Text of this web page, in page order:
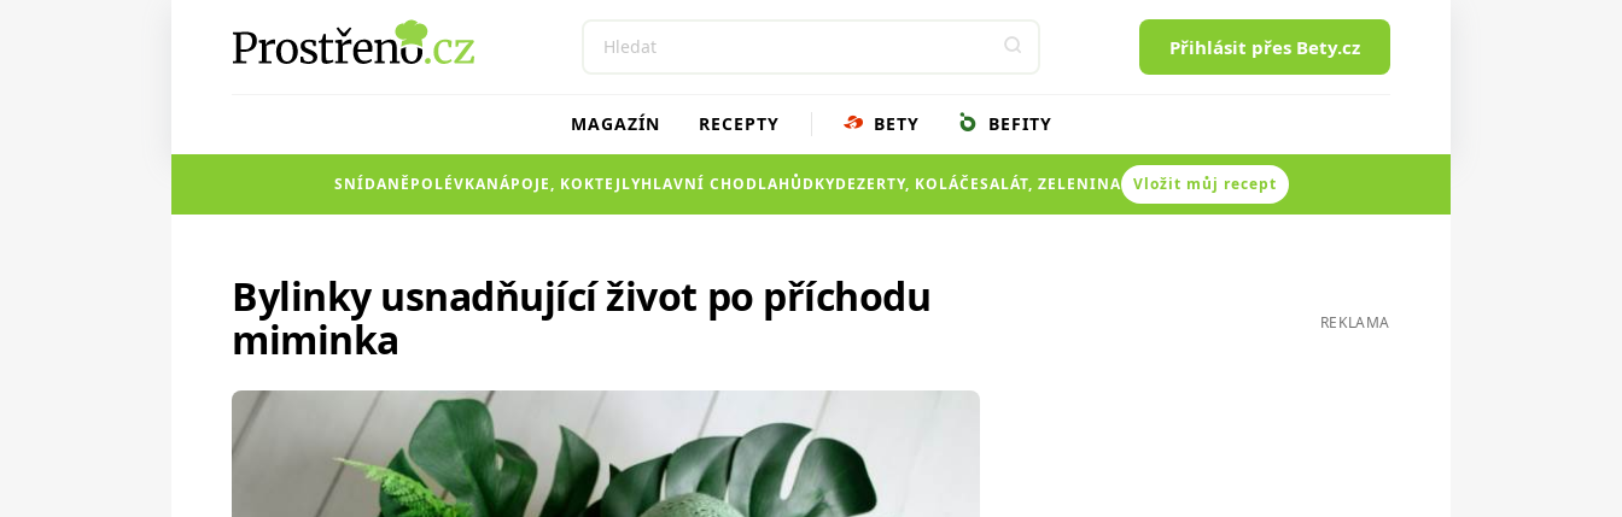
Přihlásit přes Bety.cz
MAGAZÍN RECEPTY BETY BEFITY
SNÍDANĚPOLÉVKANÁPOJE, KOKTEJLYHLAVNÍ CHODLAHŮDKYDEZERTY, KOLÁČESALÁT, ZELENINA Vložit můj recept
Bylinky usnadňující život po příchodu
miminka
REKLAMA